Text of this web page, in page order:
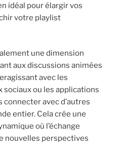
idéal pour élargir vos
votre playlist
une dimension
aux discussions animées
avec les
sociaux ou les applications
connecter avec d’autres
entier. Cela crée une
où l’échange
nouvelles perspectives